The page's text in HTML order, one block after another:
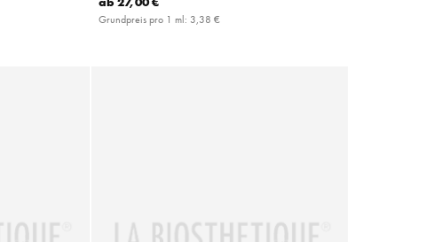
Grundpreis pro 1 ml: 3,38 €